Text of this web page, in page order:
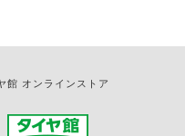
館 オンラインストア